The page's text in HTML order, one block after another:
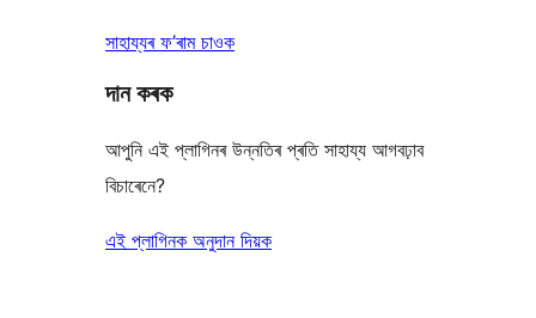
সাহায্যৰ ফ’ৰাম চাওক
দান কৰক
আপুনি এই প্লাগিনৰ উন্নতিৰ প্ৰতি সাহায্য আগবঢ়াব
বিচাৰেনে?
এই প্লাগিনক অনুদান দিয়ক